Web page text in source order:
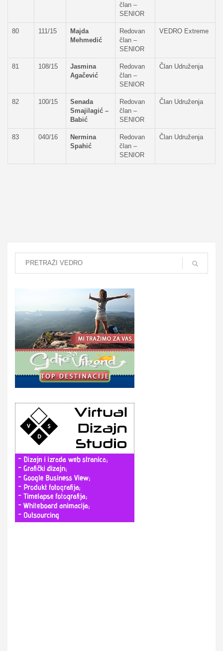
član –
SENIOR
80 111/15
Majda
Mehmedić
Redovan
član –
SENIOR
VEDRO Extreme
81 108/15
Jasmina
Agačević
Redovan
član –
SENIOR
Član Udruženja
82 100/15
Senada
Smajilagić –
Babić
Redovan
član –
SENIOR
Član Udruženja
83 040/16
Nermina
Spahić
Redovan
član –
SENIOR
Član Udruženja